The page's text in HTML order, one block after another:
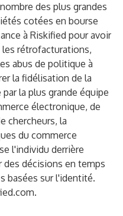
des plus grandes
cotées en bourse
à Riskified pour avoir
rétrofacturations,
abus de politique à
la fidélisation de la
la plus grande équipe
électronique, de
chercheurs, la
du commerce
l'individu derrière
décisions en temps
basées sur l'identité.
.